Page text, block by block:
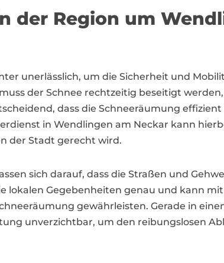
der Region um
unerlässlich, um die Sicherheit und
der Schnee rechtzeitig beseitigt
dass die Schneeräumung
in Wendlingen am Neckar kann
der Stadt gerecht wird.
sich darauf, dass die Straßen und
lokalen Gegebenheiten genau und kann mit
gewährleisten. Gerade in
unverzichtbar, um den reibungslosen